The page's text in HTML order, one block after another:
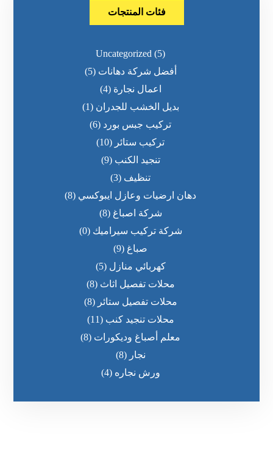
فئات المنتجات
Uncategorized (5)
أفضل شركة دهانات (5)
اعمال نجارة (4)
بديل الخشب للجدران (1)
تركيب جبس بورد (6)
تركيب ستائر (10)
تنجيد الكنب (9)
تنظيف (3)
دهان ارضيات وعازل ايبوكسي (8)
شركة اصباغ (8)
شركة تركيب سيراميك (0)
صباغ (9)
كهربائي منازل (5)
محلات تفصيل اثاث (8)
محلات تفصيل ستائر (8)
محلات تنجيد كنب (11)
معلم أصباغ وديكورات (8)
نجار (8)
ورش نجاره (4)